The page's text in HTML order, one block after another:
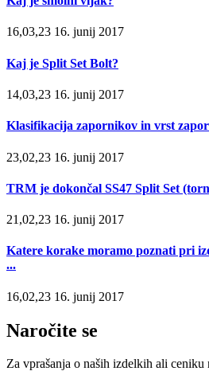
16,03,23 16. junij 2017
Kaj je Split Set Bolt?
14,03,23 16. junij 2017
Klasifikacija zapornikov in vrst
23,02,23 16. junij 2017
TRM je dokončal SS47 Split Set
21,02,23 16. junij 2017
Katere korake moramo poznati pri
...
16,02,23 16. junij 2017
Naročite se
Za vprašanja o naših izdelkih ali ceniku